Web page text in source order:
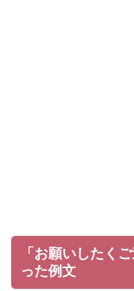
「お願いしたく
った例文